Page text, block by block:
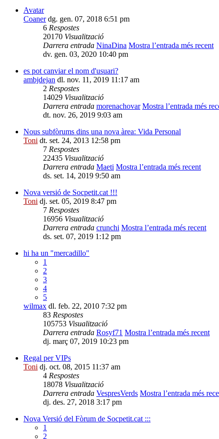
Avatar
Coaner dg. gen. 07, 2018 6:51 pm
6 Respostes
20170 Visualització
Darrera entrada NinaDina Mostra l’entrada més recent
dv. gen. 03, 2020 10:40 pm
es pot canviar el nom d'usuari?
ambjdejan dl. nov. 11, 2019 11:17 am
2 Respostes
14029 Visualització
Darrera entrada morenachovar Mostra l’entrada més
dt. nov. 26, 2019 9:03 am
Nous subfòrums dins una nova àrea: Vida Personal
Toni dt. set. 24, 2013 12:58 pm
7 Respostes
22435 Visualització
Darrera entrada Maeti Mostra l’entrada més recent
ds. set. 14, 2019 9:50 am
Nova versió de Socpetit.cat !!!
Toni dj. set. 05, 2019 8:47 pm
7 Respostes
16956 Visualització
Darrera entrada crunchi Mostra l’entrada més recent
ds. set. 07, 2019 1:12 pm
hi ha un "mercadillo"
1
2
3
4
5
wilmax dl. feb. 22, 2010 7:32 pm
83 Respostes
105753 Visualització
Darrera entrada Rosyf71 Mostra l’entrada més recent
dj. març 07, 2019 10:23 pm
Regal per VIPs
Toni dj. oct. 08, 2015 11:37 am
4 Respostes
18078 Visualització
Darrera entrada VespresVerds Mostra l’entrada més
dj. des. 27, 2018 3:17 pm
Nova Versió del Fòrum de Socpetit.cat :::
1
2